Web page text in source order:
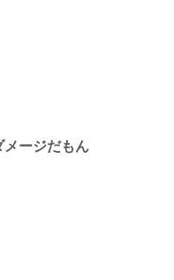
メージだもん